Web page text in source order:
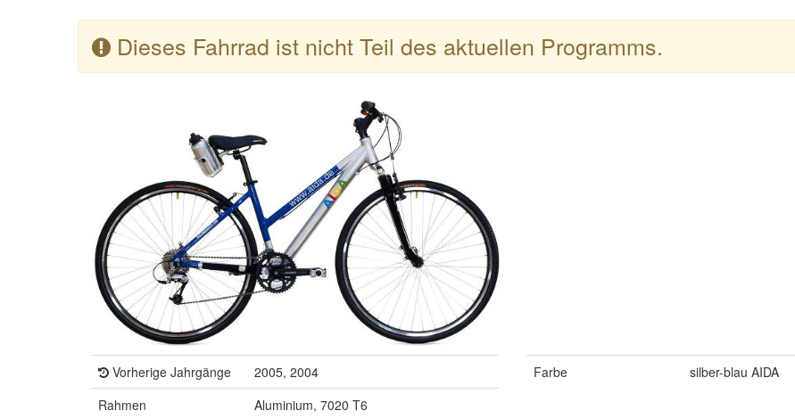
Dieses Fahrrad ist nicht Teil des aktuellen Programms.
Vorherige Jahrgänge
2005, 2004
Rahmen
Aluminium, 7020 T6
Farbe silber-blau AIDA